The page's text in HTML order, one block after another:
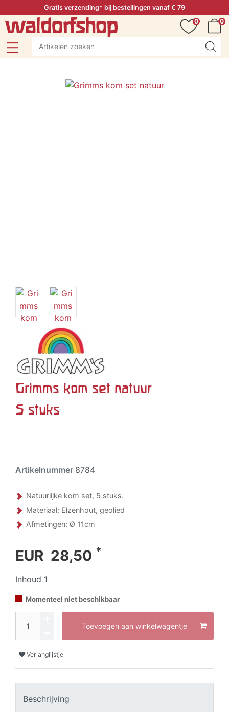
Gratis verzending* bij bestellingen vanaf € 79
0
0
Grimms kom set natuur
5 stuks
Artikelnummer 8784
Natuurlijke kom set, 5 stuks.
Materiaal: Elzenhout, geolied
Afmetingen: Ø 11cm
EUR 28,50 *
Inhoud 1
Momenteel niet beschikbaar
Toevoegen aan winkelwagentje
Verlanglijstje
Beschrijving